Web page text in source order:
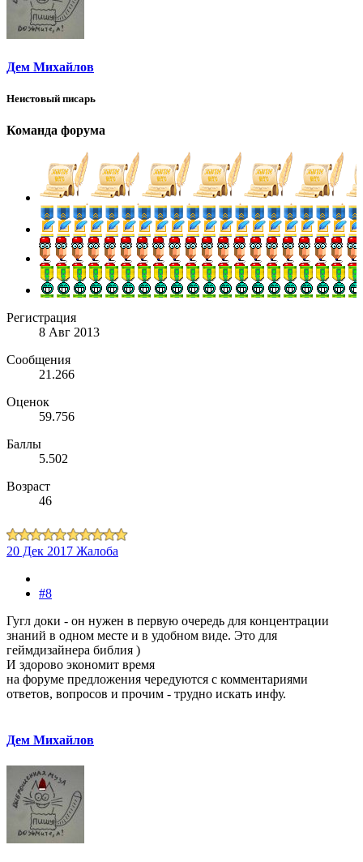
Дем Михайлов
Неистовый писарь
Команда форума
Регистрация
8 Авг 2013
Сообщения
21.266
Оценок
59.756
Баллы
5.502
Возраст
46
20 Дек 2017 Жалоба
#8
Гугл доки - он нужен в первую очередь для концентрации
знаний в одном месте и в удобном виде. Это для
геймдизайнера библия )
И здорово экономит время
на форуме предложения чередуются с комментариями
ответов, вопросов и прочим - трудно искать инфу.
Дем Михайлов